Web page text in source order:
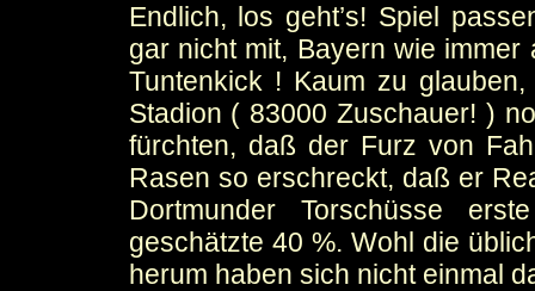
Endlich, los geht’s! Spiel
gar nicht mit, Bayern wie
Tuntenkick ! Kaum zu
Stadion ( 83000 Zuschauer! )
fürchten, daß der Furz von
Rasen so erschreckt, daß er
Dortmunder Torschüsse
geschätzte 40 %. Wohl die
herum haben sich nicht einmal